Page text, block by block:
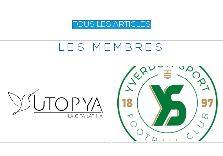
TOUS LES ARTICLES
LES MEMBRES